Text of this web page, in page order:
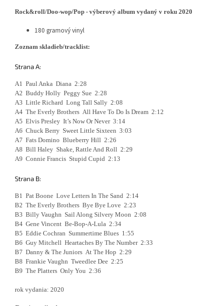
Rock&roll/Doo-wop/Pop - výberový album vydaný v roku 2020
180 gramový vinyl
Zoznam skladieb/tracklist:
Strana A:
A1 Paul Anka Diana 2:28
A2 Buddy Holly Peggy Sue 2:28
A3 Little Richard Long Tall Sally 2:08
A4 The Everly Brothers All Have To Do Is Dream 2:12
A5 Elvis Presley It’s Now Or Never 3:14
A6 Chuck Berry Sweet Little Sixteen 3:03
A7 Fats Domino Blueberry Hill 2:26
A8 Bill Haley Shake, Rattle And Roll 2:29
A9 Connie Francis Stupid Cupid 2:13
Strana B:
B1 Pat Boone Love Letters In The Sand 2:14
B2 The Everly Brothers Bye Bye Love 2:23
B3 Billy Vaughn Sail Along Silvery Moon 2:08
B4 Gene Vincent Be-Bop-A-Lula 2:34
B5 Eddie Cochran Summertime Blues 1:55
B6 Guy Mitchell Heartaches By The Number 2:33
B7 Danny & The Juniors At The Hop 2:29
B8 Frankie Vaughn Tweedlee Dee 2:25
B9 The Platters Only You 2:36
rok vydania: 2020